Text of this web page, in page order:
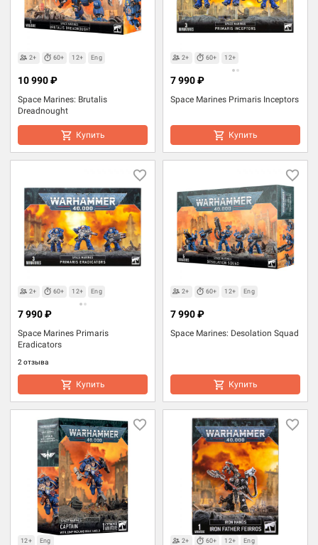
2+ 60+ 12+ Eng
Space Marines: Brutalis
Dreadnought
10 990 ₽
Купить
2+ 60+ 12+
Space Marines Primaris Inceptors
7 990 ₽
Купить
2+ 60+ 12+ Eng
Space Marines Primaris
Eradicators
2 отзыва
7 990 ₽
Купить
2+ 60+ 12+ Eng
Space Marines: Desolation Squad
7 990 ₽
Купить
12+ Eng 2+ 60+ 12+ Eng